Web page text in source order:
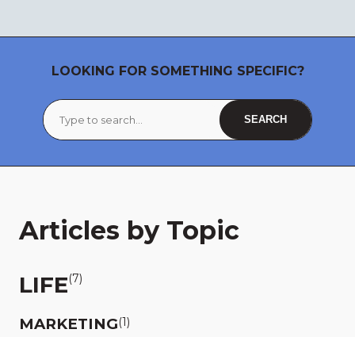
LOOKING FOR SOMETHING SPECIFIC?
Articles by Topic
LIFE(7)
MARKETING(1)